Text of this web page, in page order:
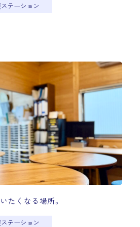
テーション
たくなる場所。
テーション